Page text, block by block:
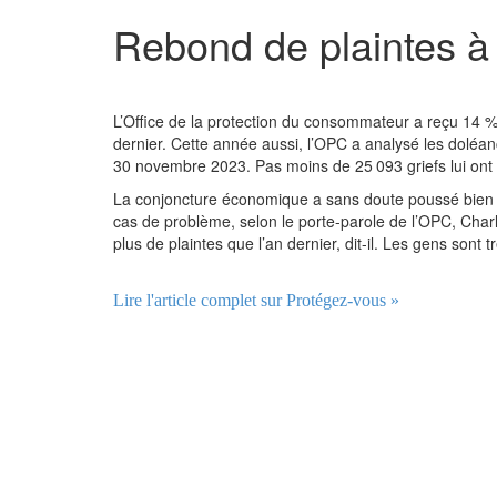
Rebond de plaintes
L’Office de la protection du consommateur a reçu 14
dernier. Cette année aussi, l’OPC a analysé les
30 novembre 2023. Pas moins de 25 093 griefs lui
La conjoncture économique a sans doute poussé
cas de problème, selon le porte-parole de l’OPC,
plus de plaintes que l’an dernier, dit-il. Les gens sont
Lire l'article complet sur Protégez-vous »